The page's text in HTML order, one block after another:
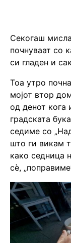
Секогаш
почнуваат со
си гладен и
Тоа утро
мојот втор
од денот кога
градската
седиме со
што ги викам
како седница
сè,